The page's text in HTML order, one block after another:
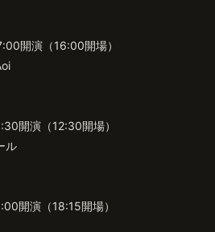
開演（16:00開場）
開演（12:30開場）
ル
開演（18:15開場）